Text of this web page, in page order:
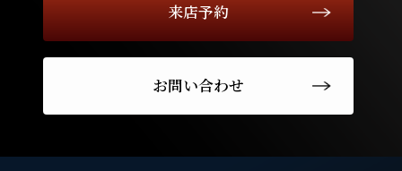
来店予約
お問い合わせ